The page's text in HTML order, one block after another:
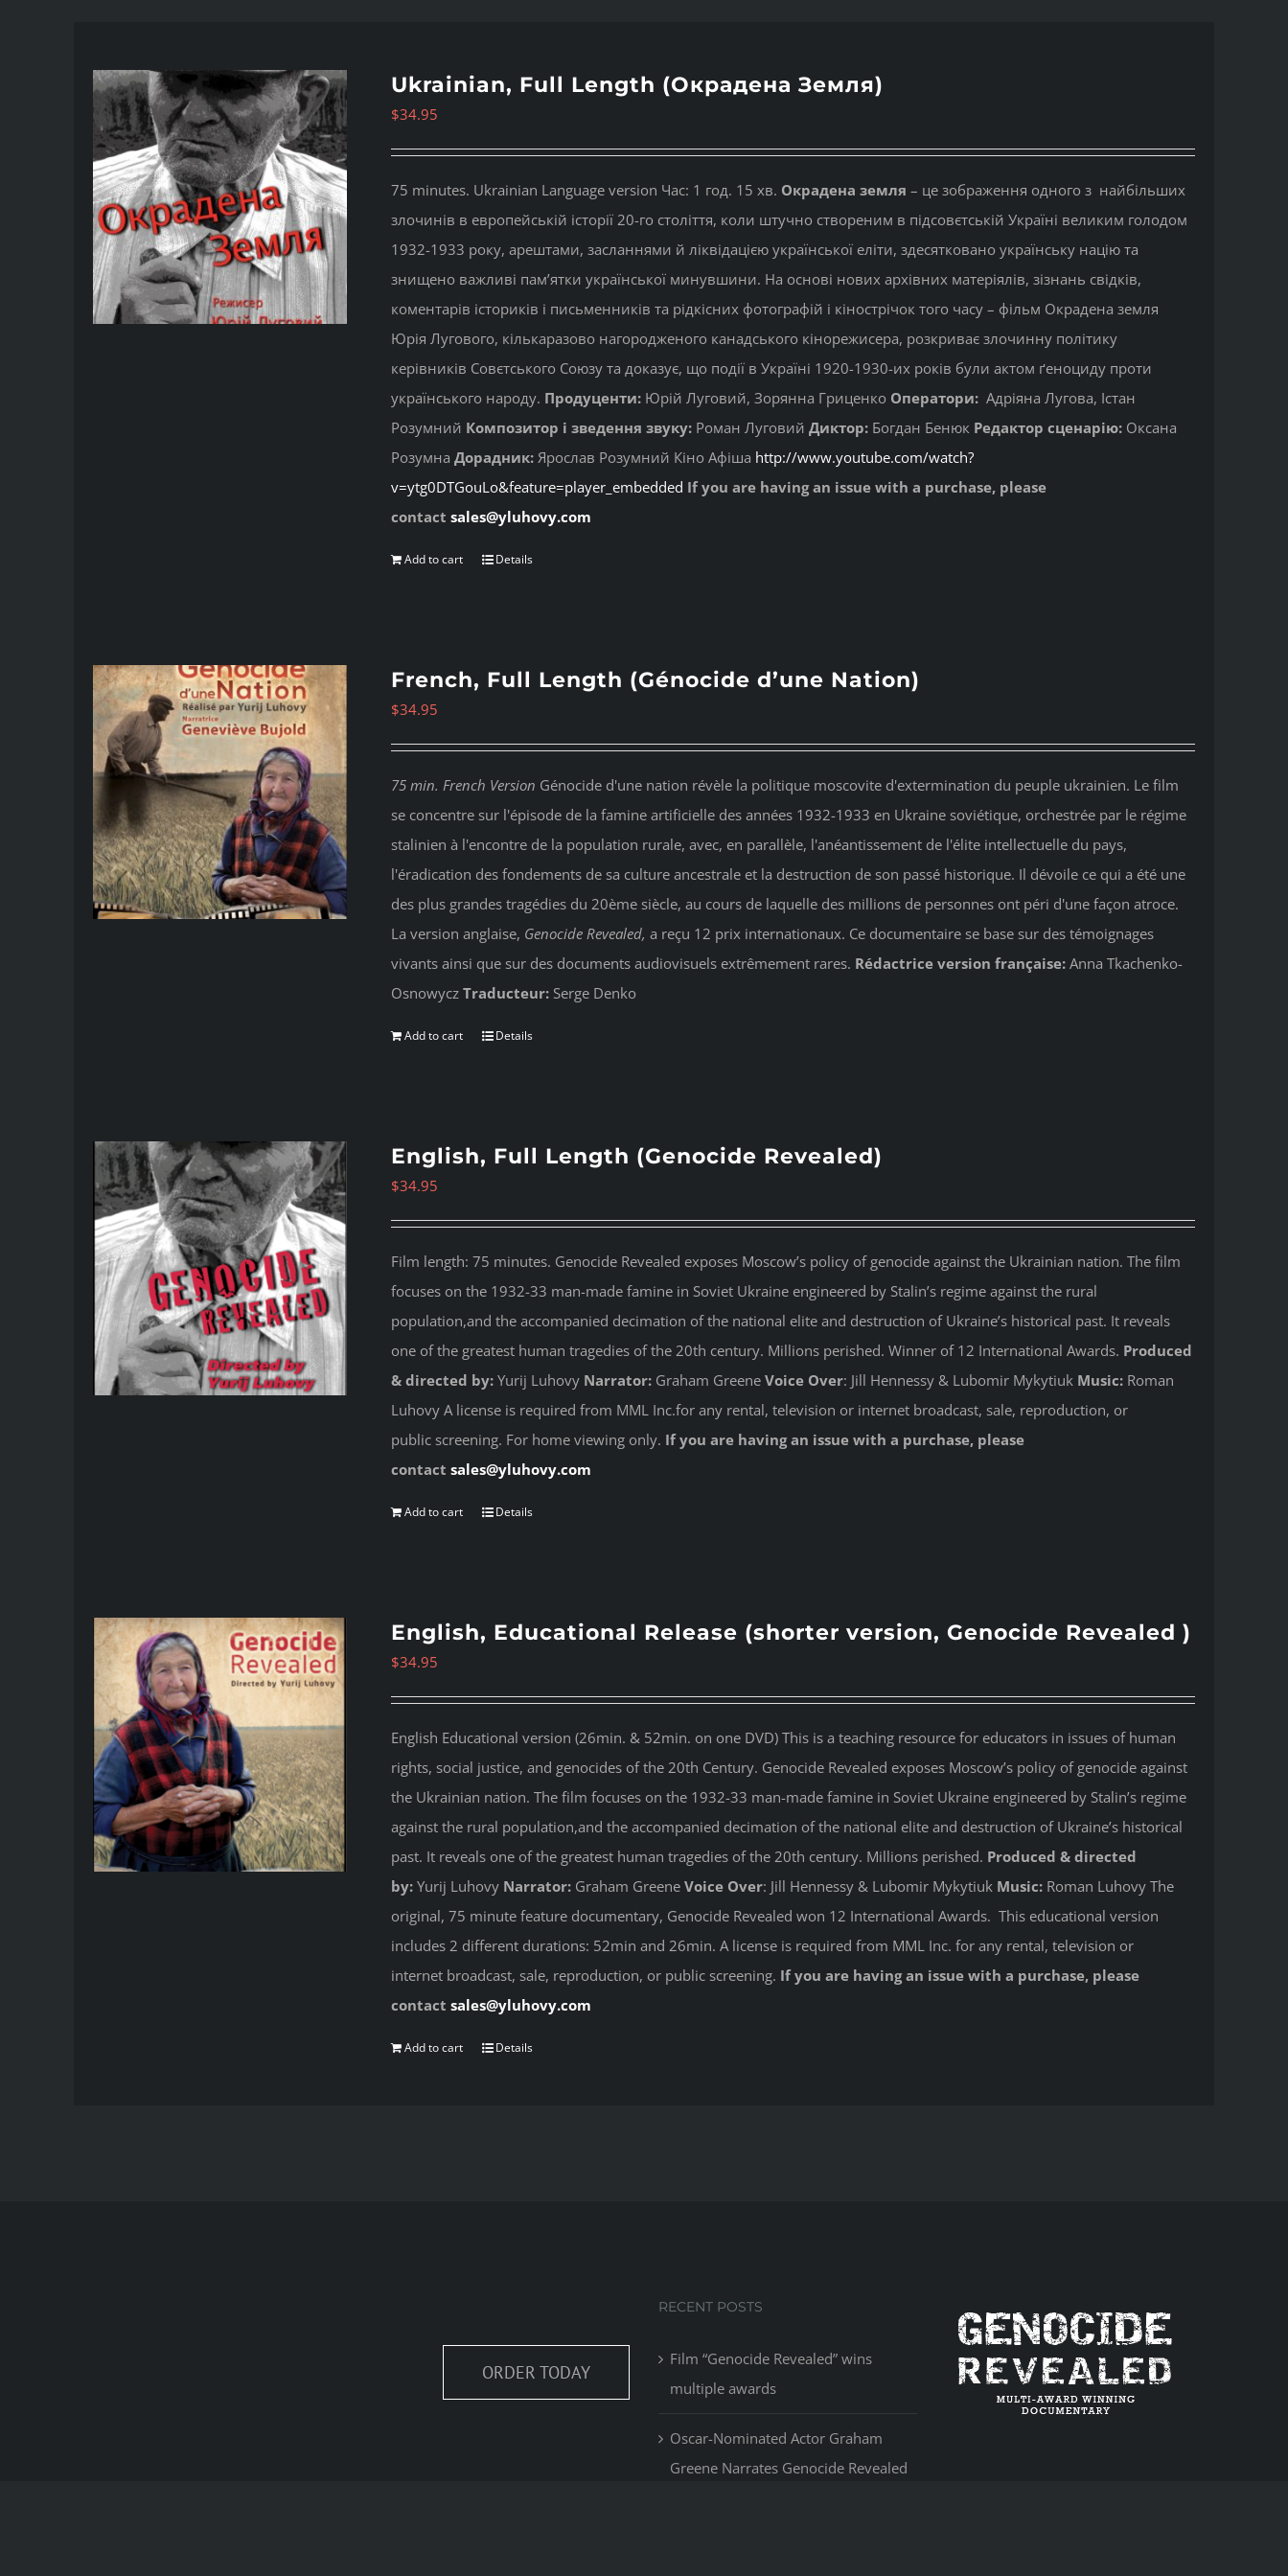
Ukrainian, Full Length (Окрадена Земля)
$34.95
75 minutes. Ukrainian Language version Час: 1 год. 15 хв. Окрадена земля – це зображення одного з найбільших
злочинів в европейській історії 20-го століття, коли штучно створеним в підсовєтській Україні великим голодом
1932-1933 року, арештами, засланнями й ліквідацією української еліти, здесятковано українську націю та
знищено важливі пам’ятки української минувшини. На основі нових архівних матеріялів, зізнань свідків,
коментарів істориків і письменників та рідкісних фотографій і кінострічок того часу – фільм Окрадена земля
Юрія Лугового, кількаразово нагородженого канадського кінорежисера, розкриває злочинну політику
керівників Совєтського Союзу та доказує, що події в Україні 1920-1930-их років були актом ґеноциду проти
українського народу. Продуценти:Юрій Луговий, Зорянна Гриценко Оператори: Адріяна Лугова, Істан
Розумний Композитор і зведення звуку:Роман Луговий Диктор:Богдан Бенюк Редактор сценарію:Оксана
Розумна Дорадник:Ярослав Розумний Кіно Афіша http://www.youtube.com/watch?
v=ytg0DTGouLo&feature=player_embedded If you are having an issue with a purchase, please
contact sales@yluhovy.com
Add to cart Details
French, Full Length (Génocide d’une Nation)
$34.95
75 min. French Version Génocide d'une nation révèle la politique moscovite d'extermination du peuple ukrainien. Le film
se concentre sur l'épisode de la famine artificielle des années 1932-1933 en Ukraine soviétique, orchestrée par le régime
stalinien à l'encontre de la population rurale, avec, en parallèle, l'anéantissement de l'élite intellectuelle du pays,
l'éradication des fondements de sa culture ancestrale et la destruction de son passé historique. Il dévoile ce qui a été une
des plus grandes tragédies du 20ème siècle, au cours de laquelle des millions de personnes ont péri d'une façon atroce.
La version anglaise, Genocide Revealed, a reçu 12 prix internationaux. Ce documentaire se base sur des témoignages
vivants ainsi que sur des documents audiovisuels extrêmement rares. Rédactrice version française:Anna Tkachenko-
Osnowycz Traducteur:Serge Denko
Add to cart Details
English, Full Length (Genocide Revealed)
$34.95
Film length: 75 minutes. Genocide Revealed exposes Moscow’s policy of genocide against the Ukrainian nation. The film
focuses on the 1932-33 man-made famine in Soviet Ukraine engineered by Stalin’s regime against the rural
population,and the accompanied decimation of the national elite and destruction of Ukraine’s historical past. It reveals
one of the greatest human tragedies of the 20th century. Millions perished. Winner of 12 International Awards. Produced
& directed by:Yurij Luhovy Narrator:Graham Greene Voice Over: Jill Hennessy & Lubomir Mykytiuk Music:Roman
Luhovy A license is required from MML Inc.for any rental, television or internet broadcast, sale, reproduction, or
public screening. For home viewing only. If you are having an issue with a purchase, please
contact sales@yluhovy.com
Add to cart Details
English, Educational Release (shorter version, Genocide Revealed )
$34.95
English Educational version (26min. & 52min. on one DVD) This is a teaching resource for educators in issues of human
rights, social justice, and genocides of the 20th Century. Genocide Revealed exposes Moscow’s policy of genocide against
the Ukrainian nation. The film focuses on the 1932-33 man-made famine in Soviet Ukraine engineered by Stalin’s regime
against the rural population,and the accompanied decimation of the national elite and destruction of Ukraine’s historical
past. It reveals one of the greatest human tragedies of the 20th century. Millions perished. Produced & directed
by:Yurij Luhovy Narrator:Graham Greene Voice Over: Jill Hennessy & Lubomir Mykytiuk Music:Roman Luhovy The
original, 75 minute feature documentary, Genocide Revealed won 12 International Awards. This educational version
includes 2 different durations: 52min and 26min. A license is required from MML Inc. for any rental, television or
internet broadcast, sale, reproduction, or public screening. If you are having an issue with a purchase, please
contact sales@yluhovy.com
Add to cart Details
ORDER TODAY
RECENT POSTS
Film “Genocide Revealed” wins
multiple awards
Oscar-Nominated Actor Graham
Greene Narrates Genocide Revealed